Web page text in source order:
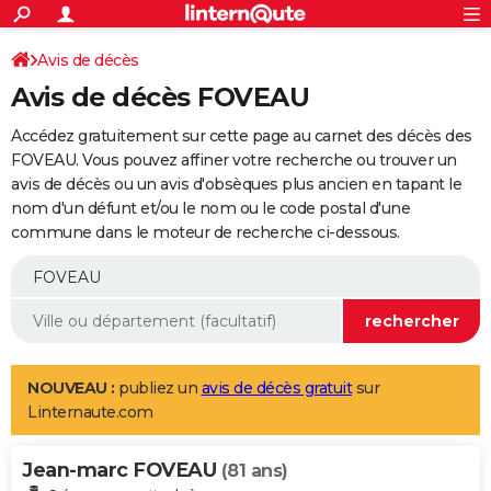
ACTUALITÉS
Politique
Société
Faits Divers
Education
Monde
Villes
+
SPORT
Coupe du monde 2026
Football
Tennis
Cyclisme
Rugby
Forum
Programme TV
TNT
Streaming
Cinéma
Sorties cinéma
Musique
+
FINANCE
Retraite
Epargne
Immobilier
Risques naturels par ville
Banque
Assurance
AUTO
Essais
Réserver un essai
Citadines
Berlines
SUV
Forum auto
+
Mobiles
Meilleur smartphone
Internet
Ordinateurs
Jeux vidéo
Guide high-tech
Aménagement intérieur
LIFESTYLE
Art de vivre
Bien-être
Loisirs
Mode
Modes de vie
Alimentation
Guide de la santé
Maladies
Médicaments
Sommeil
VOYAGE
Avis de décès
Avis de décès FOVEAU
Accédez gratuitement sur cette page au carnet des décès des
FOVEAU. Vous pouvez affiner votre recherche ou trouver un
avis de décès ou un avis d'obsèques plus ancien en tapant le
nom d'un défunt et/ou le nom ou le code postal d'une
commune dans le moteur de recherche ci-dessous.
NOUVEAU : publiez un avis de décès gratuitsur
Linternaute.com
Jean-marc FOVEAU (81 ans)